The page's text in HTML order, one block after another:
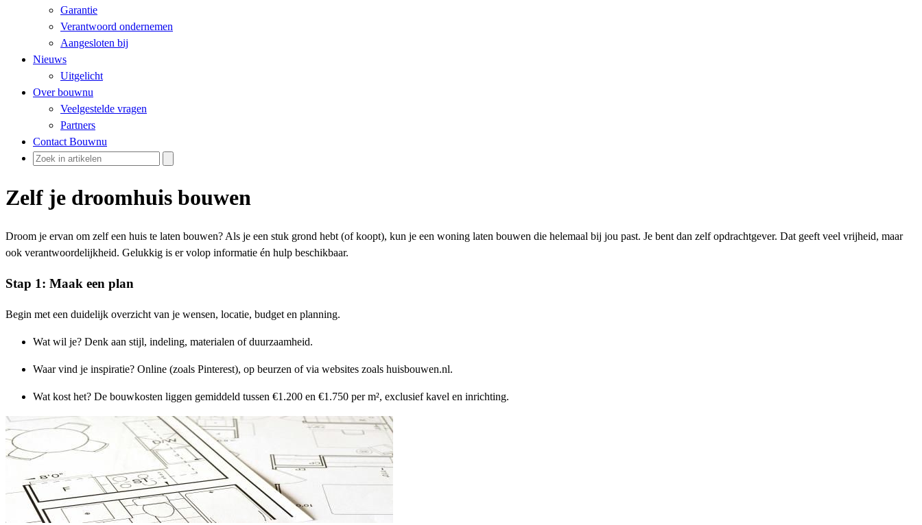
Garantie
Verantwoord ondernemen
Aangesloten bij
Nieuws
Uitgelicht
Over bouwnu
Veelgestelde vragen
Partners
Contact Bouwnu
Zelf je droomhuis bouwen
Droom je ervan om zelf een huis te laten bouwen? Als je een stuk grond hebt (of koopt), kun je een woning laten bouwen die helemaal bij jou past. Je bent dan zelf opdrachtgever. Dat geeft veel vrijheid, maar
ook verantwoordelijkheid. Gelukkig is er volop informatie én hulp beschikbaar.
Stap 1: Maak een plan
Begin met een duidelijk overzicht van je wensen, locatie, budget en planning.
Wat wil je? Denk aan stijl, indeling, materialen of duurzaamheid.
Waar vind je inspiratie? Online (zoals Pinterest), op beurzen of via websites zoals huisbouwen.nl.
Wat kost het? De bouwkosten liggen gemiddeld tussen €1.200 en €1.750 per m², exclusief kavel en inrichting.